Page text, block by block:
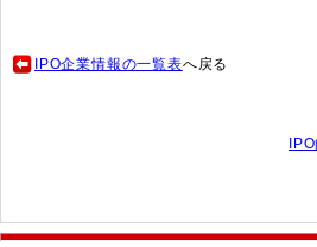
IPO企業情報の一覧表へ戻る